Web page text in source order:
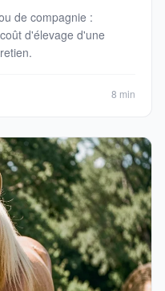
de compagnie :
d'élevage d'une
8 min